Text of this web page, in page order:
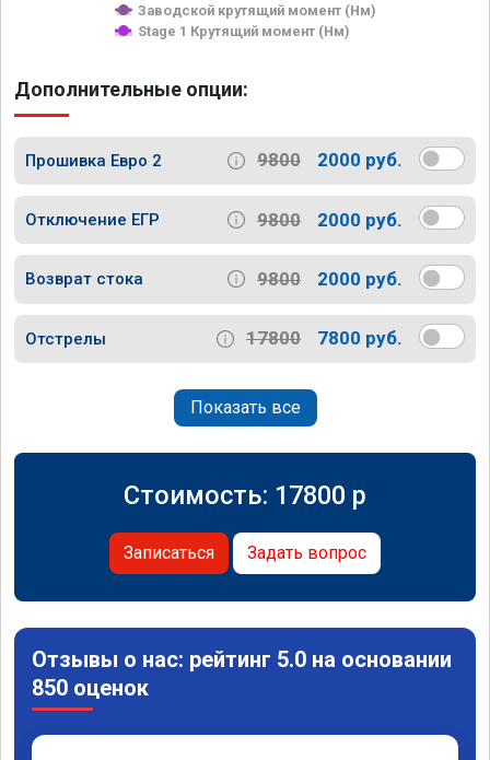
Заводской крутящий момент (Нм)
Stage 1 Крутящий момент (Нм)
Дополнительные опции:
Прошивка Евро 2 9800 2000 руб.
Отключение ЕГР 9800 2000 руб.
Возврат стока 9800 2000 руб.
Отстрелы 17800 7800 руб.
Показать все
Стоимость: 17800 p
Записаться Задать вопрос
Отзывы о нас: рейтинг 5.0 на основании
850 оценок